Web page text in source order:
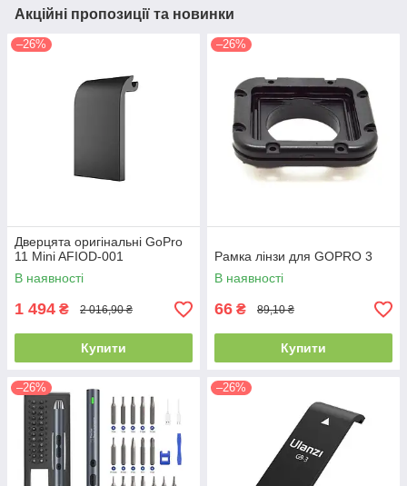
Акційні пропозиції та новинки
–26%
Дверцята оригінальні GoPro
11 Mini AFIOD-001
В наявності
1 494 ₴ 2 016,90 ₴
Купити
–26%
Рамка лінзи для GOPRO 3
В наявності
66 ₴ 89,10 ₴
Купити
–26% –26%